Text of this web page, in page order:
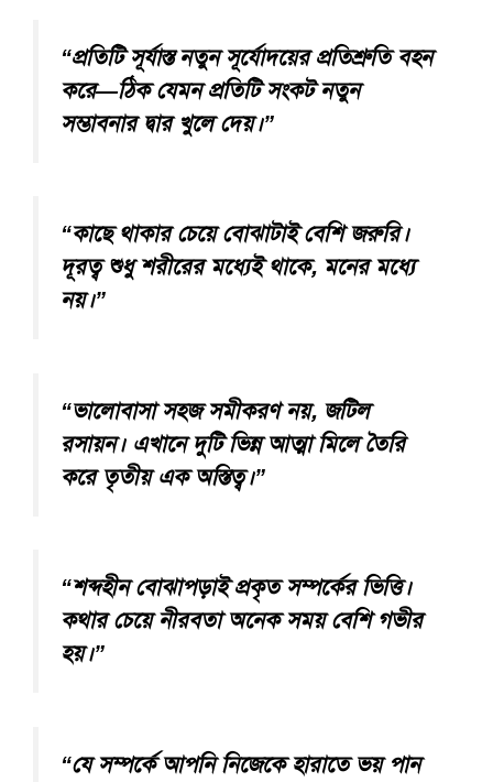
“প্রতিটি সূর্যাস্ত নতুন সূর্যোদয়ের প্রতিশ্রুতি বহন
করে—ঠিক যেমন প্রতিটি সংকট নতুন
সম্ভাবনার দ্বার খুলে দেয়।”
“কাছে থাকার চেয়ে বোঝাটাই বেশি জরুরি।
দূরত্ব শুধু শরীরের মধ্যেই থাকে, মনের মধ্যে
নয়।”
“ভালোবাসা সহজ সমীকরণ নয়, জটিল
রসায়ন। এখানে দুটি ভিন্ন আত্মা মিলে তৈরি
করে তৃতীয় এক অস্তিত্ব।”
“শব্দহীন বোঝাপড়াই প্রকৃত সম্পর্কের ভিত্তি।
কথার চেয়ে নীরবতা অনেক সময় বেশি গভীর
হয়।”
“যে সম্পর্কে আপনি নিজেকে হারাতে ভয় পান